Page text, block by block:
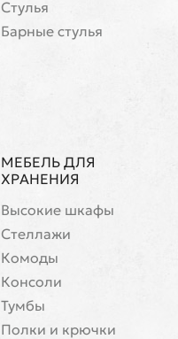
Стулья
Барные стулья
МЕБЕЛЬ ДЛЯ
ХРАНЕНИЯ
Высокие шкафы
Стеллажи
Комоды
Консоли
Тумбы
Полки и крючки